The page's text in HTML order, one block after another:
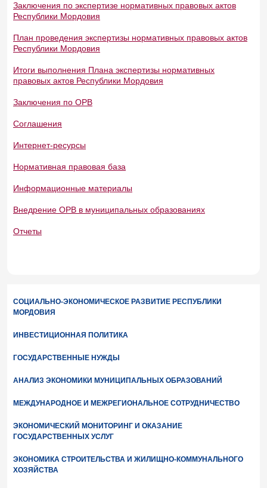
СОЦИАЛЬНО-ЭКОНОМИЧЕСКОЕ РАЗВИТИЕ РЕСПУБЛИКИ
МОРДОВИЯ
ИНВЕСТИЦИОННАЯ ПОЛИТИКА
ГОСУДАРСТВЕННЫЕ НУЖДЫ
АНАЛИЗ ЭКОНОМИКИ МУНИЦИПАЛЬНЫХ ОБРАЗОВАНИЙ
МЕЖДУНАРОДНОЕ И МЕЖРЕГИОНАЛЬНОЕ СОТРУДНИЧЕСТВО
ЭКОНОМИЧЕСКИЙ МОНИТОРИНГ И ОКАЗАНИЕ
ГОСУДАРСТВЕННЫХ УСЛУГ
ЭКОНОМИКА СТРОИТЕЛЬСТВА И ЖИЛИЩНО-КОММУНАЛЬНОГО
ХОЗЯЙСТВА
Заключения по экспертизе нормативных правовых актов
Республики Мордовия
План проведения экспертизы нормативных правовых актов
Республики Мордовия
Итоги выполнения Плана экспертизы нормативных
правовых актов Республики Мордовия
Заключения по ОРВ
Соглашения
Интернет-ресурсы
Нормативная правовая база
Информационные материалы
Внедрение ОРВ в муниципальных образованиях
Отчеты